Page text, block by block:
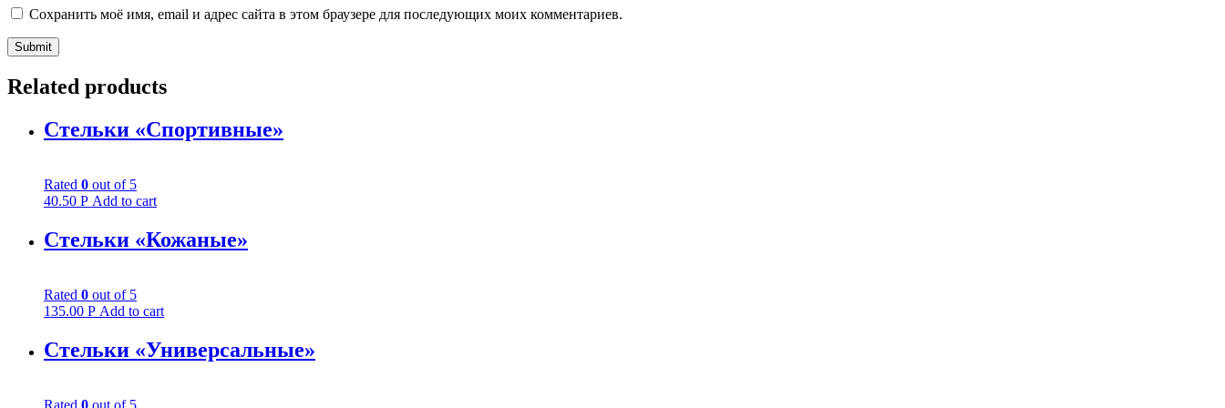
Сохранить моё имя, email и адрес сайта в этом браузере для последующих моих комментариев.
Related products
Стельки «Спортивные»
Rated 0 out of 5
40.50 Р Add to cart
Стельки «Кожаные»
Rated 0 out of 5
135.00 Р Add to cart
Стельки «Универсальные»
Rated 0 out of 5